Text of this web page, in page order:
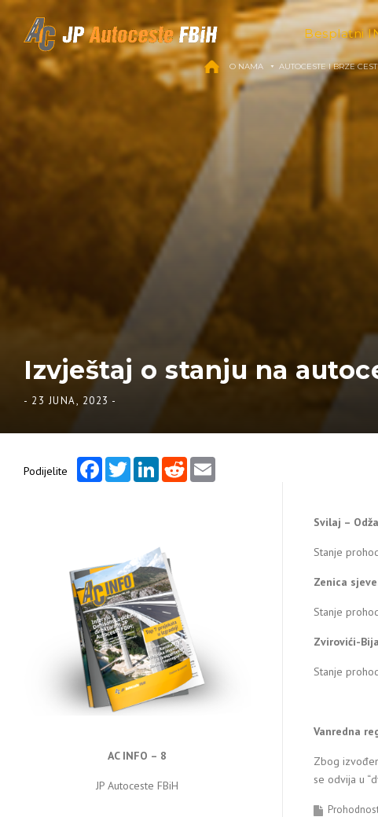
Skip to content
Besplatni
O NAMA AUTOCESTE I BRZE
Izvještaj o stanju na
- 23 JUNA, 2023 -
Podijelite
FacebookTwitterLinkedInReddit
Svilaj –
Stanje
Zenica
Stanje
Zvirovići-
Stanje
Vanredna
Zbog
se odvija u
AC INFO – 8
JP Autoceste FBiH